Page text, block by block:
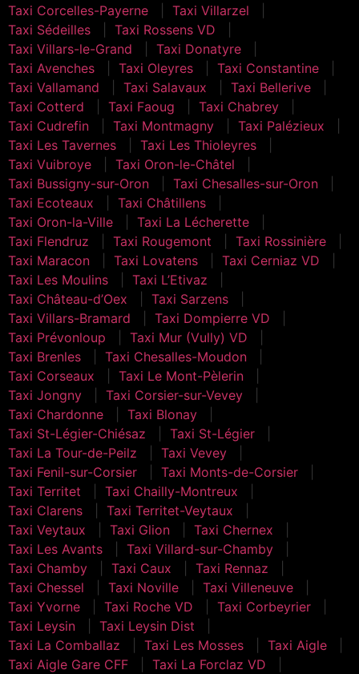
Taxi Corcelles-Payerne
Taxi Villarzel
Taxi Sédeilles
Taxi Rossens VD
Taxi Villars-le-Grand
Taxi Donatyre
Taxi Avenches
Taxi Oleyres
Taxi Constantine
Taxi Vallamand
Taxi Salavaux
Taxi Bellerive
Taxi Cotterd
Taxi Faoug
Taxi Chabrey
Taxi Cudrefin
Taxi Montmagny
Taxi Palézieux
Taxi Les Tavernes
Taxi Les Thioleyres
Taxi Vuibroye
Taxi Oron-le-Châtel
Taxi Bussigny-sur-Oron
Taxi Chesalles-sur-Oron
Taxi Ecoteaux
Taxi Châtillens
Taxi Oron-la-Ville
Taxi La Lécherette
Taxi Flendruz
Taxi Rougemont
Taxi Rossinière
Taxi Maracon
Taxi Lovatens
Taxi Cerniaz VD
Taxi Les Moulins
Taxi L’Etivaz
Taxi Château-d’Oex
Taxi Sarzens
Taxi Villars-Bramard
Taxi Dompierre VD
Taxi Prévonloup
Taxi Mur (Vully) VD
Taxi Brenles
Taxi Chesalles-Moudon
Taxi Corseaux
Taxi Le Mont-Pèlerin
Taxi Jongny
Taxi Corsier-sur-Vevey
Taxi Chardonne
Taxi Blonay
Taxi St-Légier-Chiésaz
Taxi St-Légier
Taxi La Tour-de-Peilz
Taxi Vevey
Taxi Fenil-sur-Corsier
Taxi Monts-de-Corsier
Taxi Territet
Taxi Chailly-Montreux
Taxi Clarens
Taxi Territet-Veytaux
Taxi Veytaux
Taxi Glion
Taxi Chernex
Taxi Les Avants
Taxi Villard-sur-Chamby
Taxi Chamby
Taxi Caux
Taxi Rennaz
Taxi Chessel
Taxi Noville
Taxi Villeneuve
Taxi Yvorne
Taxi Roche VD
Taxi Corbeyrier
Taxi Leysin
Taxi Leysin Dist
Taxi La Comballaz
Taxi Les Mosses
Taxi Aigle
Taxi Aigle Gare CFF
Taxi La Forclaz VD